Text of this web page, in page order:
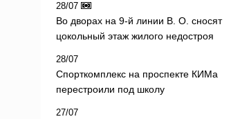
28/07
Во дворах на 9-й линии В. О. сносят
цокольный этаж жилого недостроя
28/07
Спорткомплекс на проспекте КИМа
перестроили под школу
27/07